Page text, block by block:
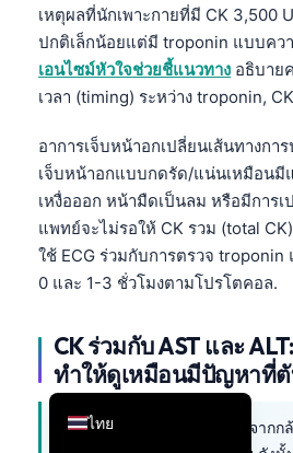
เหตุผลที่นักเพาะกายที่มี CK 3,500
ปกติเล็กน้อยแต่มี troponin แบบควา
เอนไซม์หัวใจช่วยชี้แนวทาง อธิบาย
เวลา (timing) ระหว่าง troponin,
อาการเจ็บหน้าอกเปลี่ยนเส้นทางกา
เจ็บหน้าอกแบบกดรัด/แน่นเหมือนมี
เหงื่อออก หน้ามืดเป็นลม หรือมีการ
แพทย์จะไม่รอให้ CK รวม (total
ใช้ ECG ร่วมกับการตรวจ
0 และ 1-3 ชั่วโมงตามโปรโตคอล.
CK ร่วมกับ AST และ
ทำให้ดูเหมือนมีปัญหาที่
CK สูงร่วมกับ AST สูงอาจมาจาก
ไทย
English
Deutsch
Français
Italiano
Español
Português
Ελληνικά
Türkçe
Română